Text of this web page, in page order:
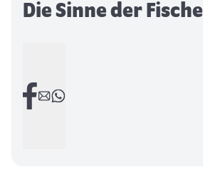
Die Sinne der Fische